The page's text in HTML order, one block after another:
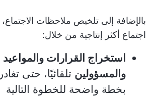
اجتماع أكثر إنتاجية من خلال:
استخراج القرارات والمواعيد
والمسؤولين تلقائيًا، حتى
بخطة واضحة للخطوة التالية